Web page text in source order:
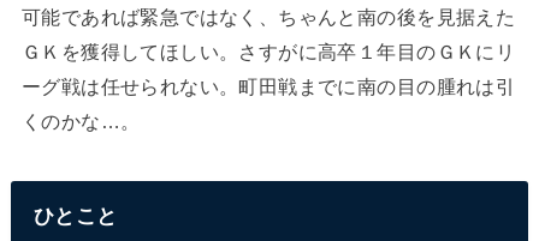
可能であれば緊急ではなく、ちゃんと南の後を見据えた
ＧＫを獲得してほしい。さすがに高卒１年目のＧＫにリ
ーグ戦は任せられない。町田戦までに南の目の腫れは引
くのかな…。
ひとこと